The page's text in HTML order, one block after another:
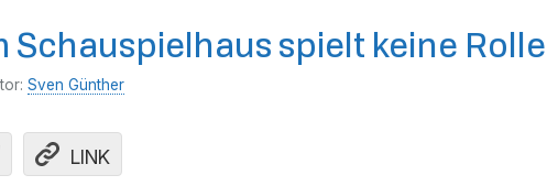
spielt keine Rolle
Sven Günther
LINK